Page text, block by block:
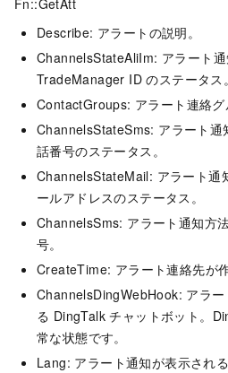
Fn::GetAtt
Describe: アラートの説明。
ChannelsStateAliIm: アラート
TradeManager ID のステータス。
ContactGroups: アラート連絡グ
ChannelsStateSms: アラート通
話番号のステータス。
ChannelsStateMail: アラート通
ールアドレスのステータス。
ChannelsSms: アラート通知方
号。
CreateTime: アラート連絡先が
ChannelsDingWebHook: アラ
る DingTalk チャットボット。
常な状態です。
Lang: アラート通知が表示される